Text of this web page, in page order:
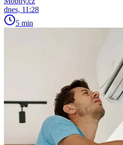
dnes, 11:28
5 min